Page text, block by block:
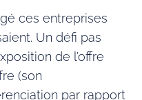
ces entreprises
Un défi pas
de l’offre
(son
par rapport